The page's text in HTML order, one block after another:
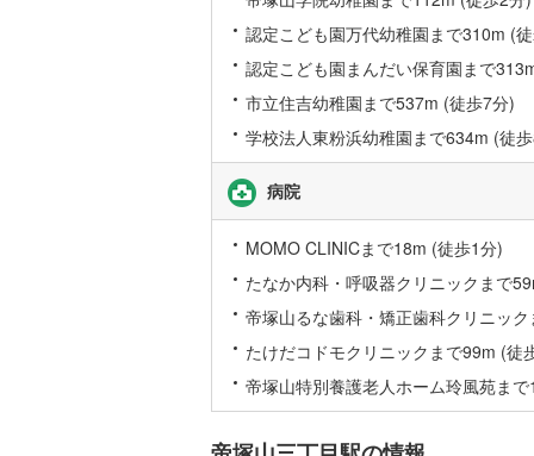
認定こども園万代幼稚園まで310m (
認定こども園まんだい保育園まで
市立住吉幼稚園まで537m (徒歩7分)
学校法人東粉浜幼稚園まで634m (徒
病院
MOMO CLINICまで18m (徒歩1分)
たなか内科・呼吸器クリニックまで
帝塚山るな歯科・矯正歯科クリニッ
たけだコドモクリニックまで99m (徒
帝塚山特別養護老人ホーム玲風苑ま